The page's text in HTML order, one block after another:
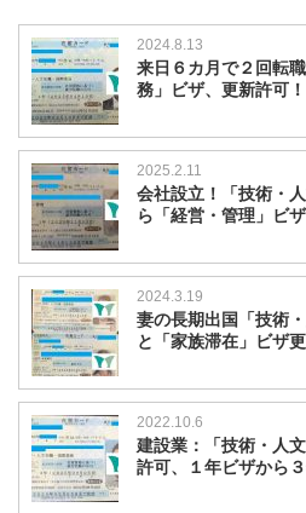
2024.8.13
来日６カ月で２回転
務」ビザ、更新許可！
2025.2.11
会社設立！「技術・
ら「経営・管理」ビ
2024.3.19
妻の長期出国「技術
と「家族滞在」ビザ
2022.10.6
建設業：「技術・人
許可、１年ビザから